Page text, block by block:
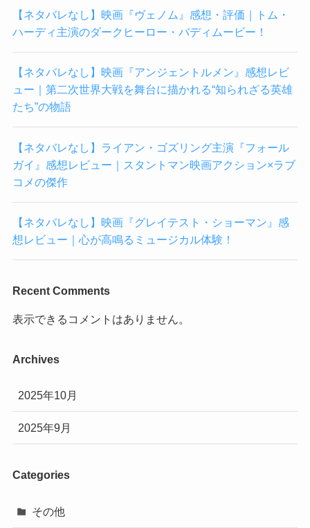
【ネタバレなし】映画『ヴェノム』感想・評価｜トム・
ハーディ主演のダークヒーロー・バディムービー！
【ネタバレなし】映画『アンジェントルメン』感想レビ
ュー｜第二次世界大戦を舞台に描かれる“知られざる英雄
たち”の物語
【ネタバレなし】ライアン・ゴズリング主演『フォール
ガイ』感想レビュー｜スタントマン映画アクション×ラブ
コメの傑作
【ネタバレなし】映画『グレイテスト・ショーマン』感
想レビュー｜心が高鳴るミュージカル体験！
Recent Comments
表示できるコメントはありません。
Archives
2025年10月
2025年9月
Categories
その他